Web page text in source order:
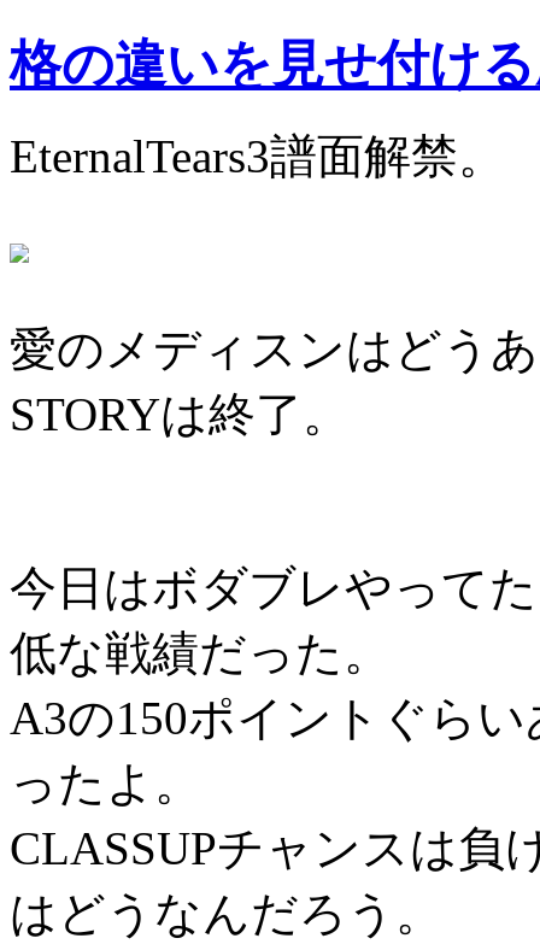
格の違いを見せ付け
EternalTears3譜面解禁。
愛のメディスンはどう
STORYは終了。
今日はボダブレやって
低な戦績だった。
A3の150ポイントぐら
ったよ。
CLASSUPチャンスは負
はどうなんだろう。